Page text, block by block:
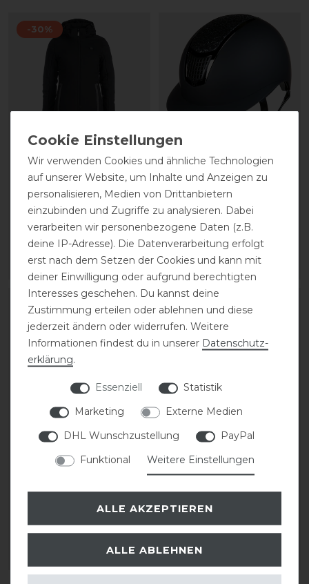
-30%
statt 209,95 €
146,97 € *
ARTIKEL MERKEN
146,95 € *
ARTIKEL MERKEN
Bestseller
-20%
HKM Comfort
Temperature Style
75,96 € *
-30%
HKM Elegant Style
Heizmantel Damen
Wir verwenden Cookies und ähnliche Technologien
auf unserer Website, um Inhalte und Anzeigen zu
personalisieren, Medien von Drittanbietern
einzubinden und Zugriffe zu analysieren. Dabei
verarbeiten wir personenbezogene Daten (z.B.
deine IP-Adresse). Die Datenverarbeitung erfolgt
erst nach dem Setzen der Cookies und kann mit
deiner Einwilligung oder aufgrund berechtigten
Interesses geschehen. Du kannst deine
Zustimmung erteilen oder ablehnen und diese
jederzeit ändern oder widerrufen. Weitere
Informationen findest du in unserer Daten­schutz­
erklärung.
Essenziell
Statistik
Marketing
Externe Medien
DHL Wunschzustellung
PayPal
Funktional
Weitere Einstellungen
ALLE AKZEPTIEREN
ALLE ABLEHNEN